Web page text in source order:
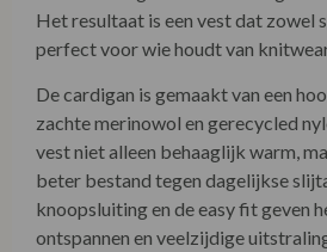
Het resultaat is een vest dat zowel
perfect voor wie houdt van
De cardigan is gemaakt van een
zachte merinowol en gerecycled
vest niet alleen behaaglijk warm,
beter bestand tegen dagelijkse
knoopsluiting en de easy fit geven
ontspannen en veelzijdige